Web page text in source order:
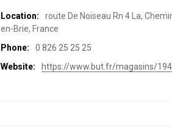
Location:
route De Noiseau Rn 4 La,
en-Brie, France
Phone:
0 826 25 25 25
Website:
https://www.but.fr/magasins/